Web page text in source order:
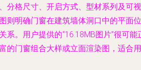
分格尺寸、开启方式、型材系列及可视
则明确门窗在建筑墙体洞口中的平面位
系。用户提供的“16.18MB图片”很可能
的门窗组合大样或立面渲染图，适合用